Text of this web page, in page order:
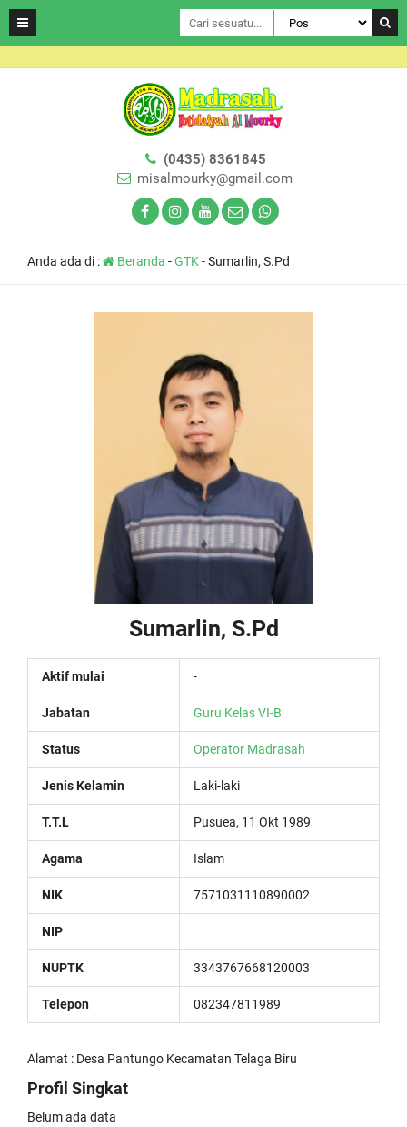
(0435) 8361845
misalmourky@gmail.com
Anda ada di : Beranda -GTK-Sumarlin, S.Pd
Sumarlin, S.Pd
Aktif mulai -
Jabatan Guru Kelas VI-B
Status Operator Madrasah
Jenis Kelamin Laki-laki
T.T.L Pusuea, 11 Okt 1989
Agama Islam
NIK 7571031110890002
NIP
NUPTK 3343767668120003
Telepon 082347811989
Alamat : Desa Pantungo Kecamatan Telaga Biru
Profil Singkat
Belum ada data